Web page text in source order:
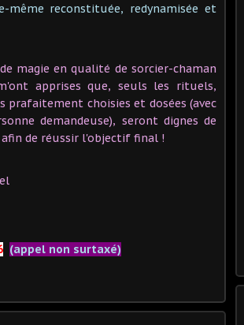
reconstituée, redynamisée et
magie en qualité de sorcier-chaman
apprises que, seuls les rituels,
choisies et dosées (avec
demandeuse), seront dignes de
de réussir l'objectif final !
(appel non surtaxé)